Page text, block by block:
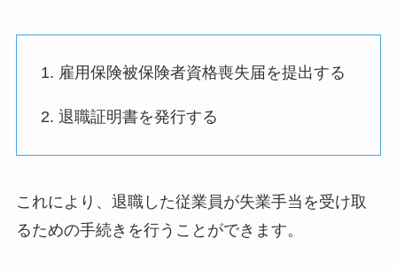
1. 雇用保険被保険者資格喪失届を提出する
2. 退職証明書を発行する
これにより、退職した従業員が失業手当を受け取
るための手続きを行うことができます。